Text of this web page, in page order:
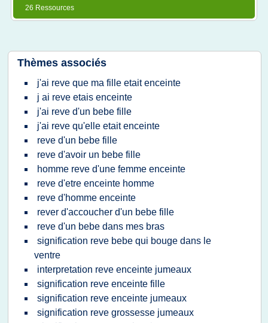
26 Ressources
Thèmes associés
j'ai reve que ma fille etait enceinte
j ai reve etais enceinte
j'ai reve d'un bebe fille
j'ai reve qu'elle etait enceinte
reve d'un bebe fille
reve d'avoir un bebe fille
homme reve d'une femme enceinte
reve d'etre enceinte homme
reve d'homme enceinte
rever d'accoucher d'un bebe fille
reve d'un bebe dans mes bras
signification reve bebe qui bouge dans le
ventre
interpretation reve enceinte jumeaux
signification reve enceinte fille
signification reve enceinte jumeaux
signification reve grossesse jumeaux